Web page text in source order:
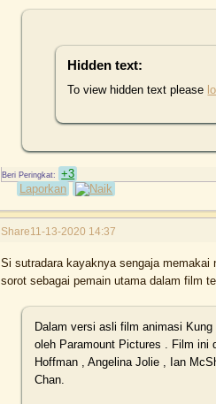
Hidden text:
To view hidden text please
+3
Laporkan
Share11-13-2020 14:37
Si sutradara kayaknya sengaja
sorot sebagai pemain utama dalam film
Dalam versi asli film animasi
oleh Paramount Pictures . Film ini
Hoffman , Angelina Jolie , Ian
Chan.